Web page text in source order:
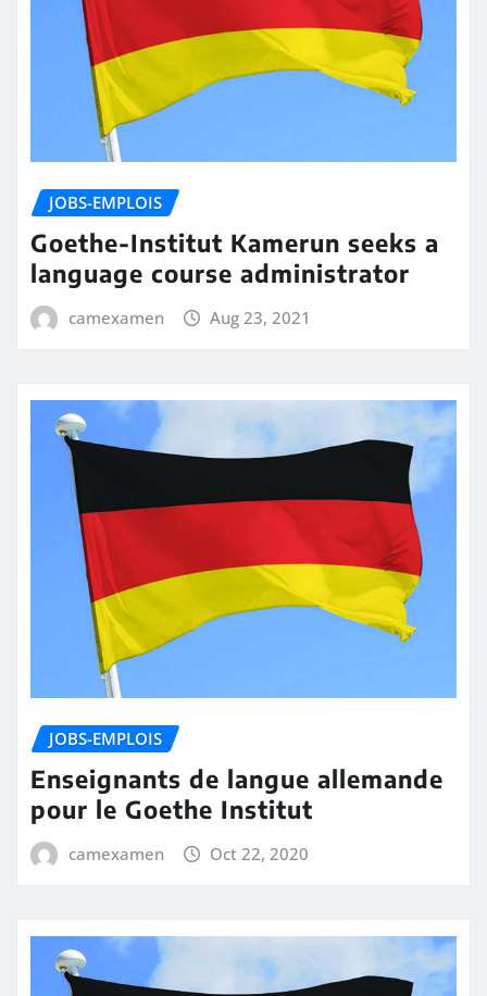
JOBS-EMPLOIS
Goethe-Institut Kamerun seeks a
language course administrator
camexamen Aug 23, 2021
JOBS-EMPLOIS
Enseignants de langue allemande
pour le Goethe Institut
camexamen Oct 22, 2020